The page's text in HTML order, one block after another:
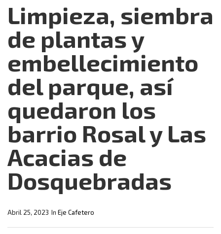
Limpieza, siembra
de plantas y
embellecimiento
del parque, así
quedaron los
barrio Rosal y Las
Acacias de
Dosquebradas
In Eje Cafetero
Abril 25, 2023